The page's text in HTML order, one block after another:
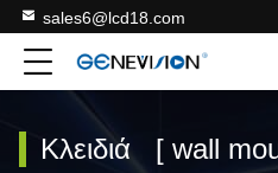
sales6@lcd18.com